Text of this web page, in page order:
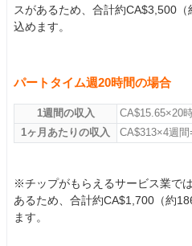
スがあるため、合計約CA$3,500
込めます。
パートタイム週20時間の場合
1週間の収入
CA$15.65×20
1ヶ月あたりの収入
CA$313×4週間
※チップがもらえるサービス業で
あるため、合計約CA$1,700（約
ます。